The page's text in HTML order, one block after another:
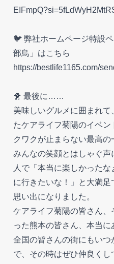
🐦 弊社ホームページ特設
部鳥」はこちら
https://bestlife1165.com/
🐥 最後に……
美味しいグルメに囲まれて
たケアライフ菊陽のイベ
クワクが止まらない最高の
みんなの笑顔とはしゃぐ
人で「本当に楽しかった
に行きたいな！」と大満
思い出になりました。
ケアライフ菊陽の皆さん、
った熊本の皆さん、本当に
全国の皆さんの街にもい
で、その時はぜひ仲良くし